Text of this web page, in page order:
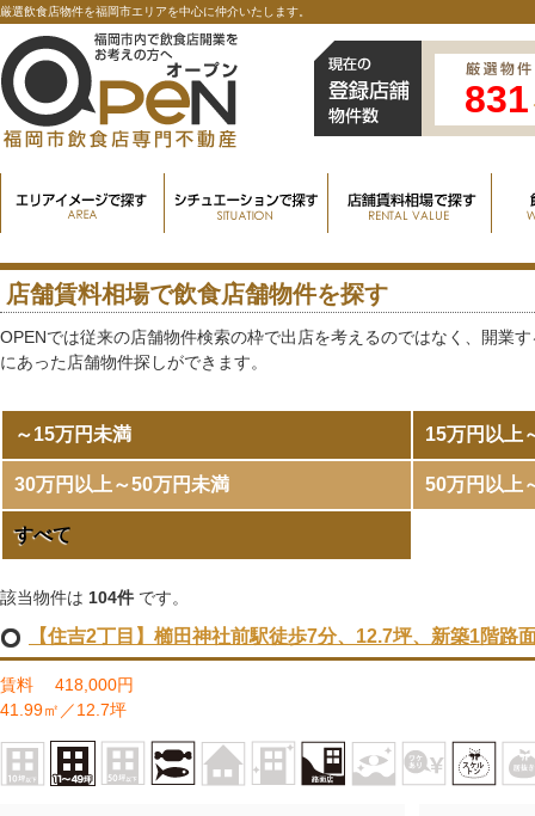
厳選飲食店物件を福岡市エリアを中心に仲介いたします。
831
店舗賃料相場で飲食店舗物件を探す
OPENでは従来の店舗物件検索の枠で出店を考えるのではなく、開業
にあった店舗物件探しができます。
～15万円未満 15万円以上
30万円以上～50万円未満 50万円以上
すべて
該当物件は 104件 です。
【住吉2丁目】櫛田神社前駅徒歩7分、12.7坪、新築1階路
賃料 418,000円
41.99㎡／12.7坪